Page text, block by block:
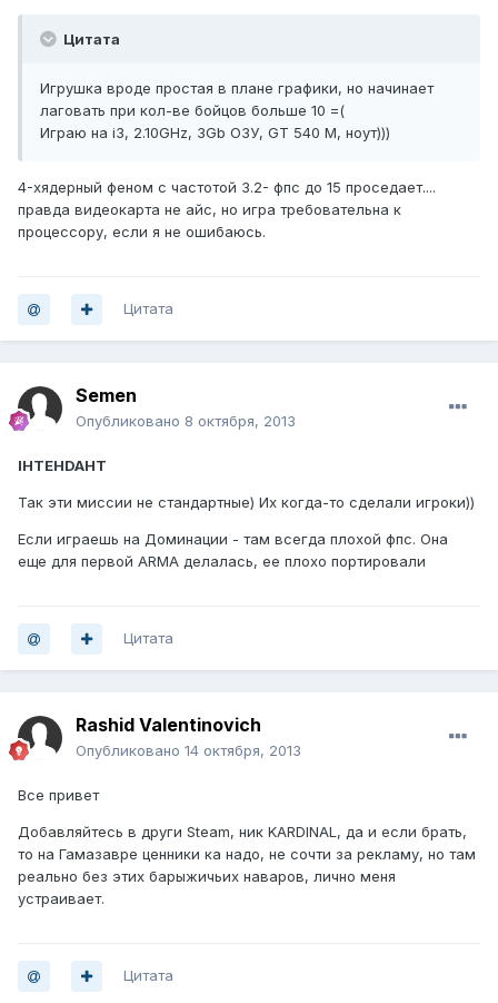
Цитата
Игрушка вроде простая в плане графики, но начинает
лаговать при кол-ве бойцов больше 10 =(
Играю на i3, 2.10GHz, 3Gb ОЗУ, GT 540 M, ноут)))
4-хядерный феном с частотой 3.2- фпс до 15 проседает....
правда видеокарта не айс, но игра требовательна к
процессору, если я не ошибаюсь.
Цитата
Semen
Опубликовано 8 октября, 2013
IHTEHDAHT
Так эти миссии не стандартные) Их когда-то сделали игроки))
Если играешь на Доминации - там всегда плохой фпс. Она
еще для первой ARMA делалась, ее плохо портировали
Цитата
Rashid Valentinovich
Опубликовано 14 октября, 2013
Все привет
Добавляйтесь в други Steam, ник KARDINAL, да и если брать,
то на Гамазавре ценники ка надо, не сочти за рекламу, но там
реально без этих барыжичьих наваров, лично меня
устраивает.
Цитата